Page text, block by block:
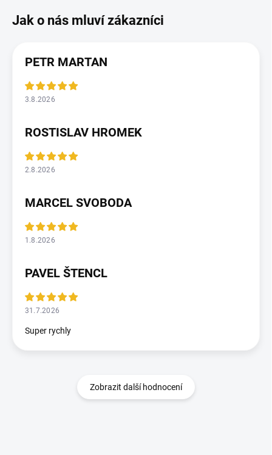
PETR MARTAN
3.8.2026
ROSTISLAV HROMEK
2.8.2026
MARCEL SVOBODA
1.8.2026
PAVEL ŠTENCL
31.7.2026
Super rychly
Zobrazit další hodnocení